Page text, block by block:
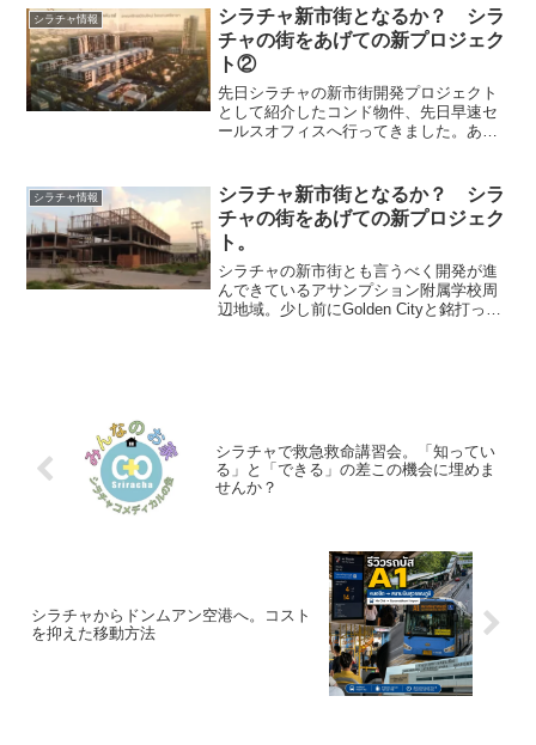
施設「酵素の家（Ban Enzyme）」を紹
介したいと思います...
シラチャ情報
シラチャ新市街となるか？ シラ
チャの街をあげての新プロジェク
ト②
先日シラチャの新市街開発プロジェクト
として紹介したコンド物件、先日早速セ
ールスオフィスへ行ってきました。あま
いお話が聞けました。現在プリセール中
で売り出しユニットは限ら...
シラチャ情報
シラチャ新市街となるか？ シラ
チャの街をあげての新プロジェク
ト。
シラチャの新市街とも言うべく開発が進
んできているアサンプション附属学校周
辺地域。少し前にGolden Cityと銘打って
シラチャで救急救命講習会。「知ってい
る」と「できる」の差この機会に埋めま
せんか？
シラチャからドンムアン空港へ。コスト
を抑えた移動方法